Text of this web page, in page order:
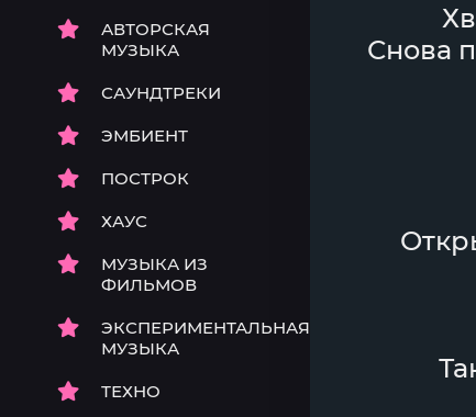
АВТОРСКАЯ
МУЗЫКА
САУНДТРЕКИ
ЭМБИЕНТ
ПОСТРОК
ХАУС
МУЗЫКА ИЗ
ФИЛЬМОВ
ЭКСПЕРИМЕНТАЛЬНАЯ
МУЗЫКА
ТЕХНО
Снова